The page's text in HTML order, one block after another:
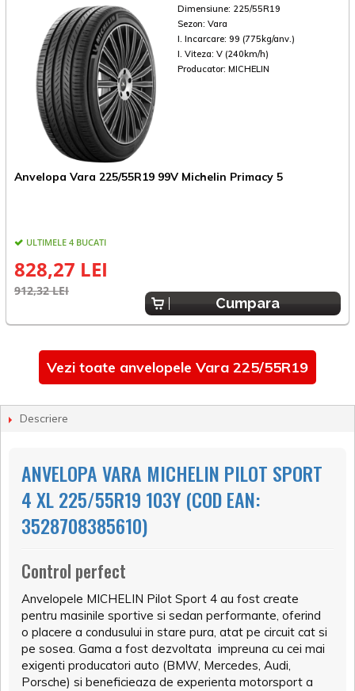
Dimensiune: 225/55R19
Sezon: Vara
I. Incarcare: 99 (775kg/anv.)
I. Viteza: V (240km/h)
Producator: MICHELIN
Anvelopa Vara 225/55R19 99V Michelin Primacy 5
ULTIMELE 4 BUCATI
828,27 LEI
912,32 LEI
Cumpara
Vezi toate anvelopele Vara 225/55R19
Descriere
ANVELOPA VARA MICHELIN PILOT SPORT
4 XL 225/55R19 103Y (COD EAN:
3528708385610)
Control perfect
Anvelopele MICHELIN Pilot Sport 4 au fost create
pentru masinile sportive si sedan performante, oferind
o placere a condusului in stare pura, atat pe circuit cat si
pe sosea. Gama a fost dezvoltata impreuna cu cei mai
exigenti producatori auto (BMW, Mercedes, Audi,
Porsche) si beneficieaza de experienta motorsport a